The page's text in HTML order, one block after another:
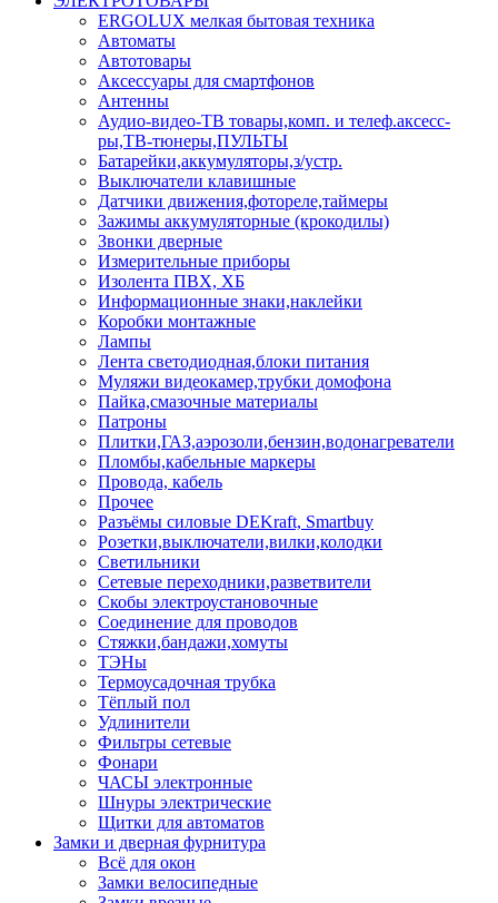
ERGOLUX мелкая бытовая техника
Автоматы
Автотовары
Аксессуары для смартфонов
Антенны
Аудио-видео-ТВ товары,комп. и телеф.аксесс-
ры,ТВ-тюнеры,ПУЛЬТЫ
Батарейки,аккумуляторы,з/устр.
Выключатели клавишные
Датчики движения,фотореле,таймеры
Зажимы аккумуляторные (крокодилы)
Звонки дверные
Измерительные приборы
Изолента ПВХ, ХБ
Информационные знаки,наклейки
Коробки монтажные
Лампы
Лента светодиодная,блоки питания
Муляжи видеокамер,трубки домофона
Пайка,смазочные материалы
Патроны
Плитки,ГАЗ,аэрозоли,бензин,водонагреватели
Пломбы,кабельные маркеры
Провода, кабель
Прочее
Разъёмы силовые DEKraft, Smartbuy
Розетки,выключатели,вилки,колодки
Светильники
Сетевые переходники,разветвители
Скобы электроустановочные
Соединение для проводов
Стяжки,бандажи,хомуты
ТЭНы
Термоусадочная трубка
Тёплый пол
Удлинители
Фильтры сетевые
Фонари
ЧАСЫ электронные
Шнуры электрические
Щитки для автоматов
Замки и дверная фурнитура
Всё для окон
Замки велосипедные